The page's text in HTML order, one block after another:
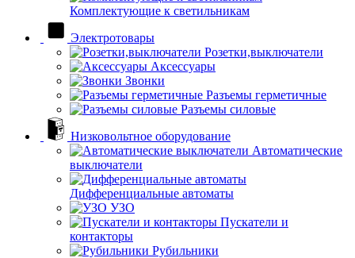
Комплектующие к светильникам
Электротовары
Розетки,выключатели
Аксессуары
Звонки
Разъемы герметичные
Разъемы силовые
Низковольтное оборудование
Автоматические
выключатели
Дифференциальные автоматы
УЗО
Пускатели и
контакторы
Рубильники